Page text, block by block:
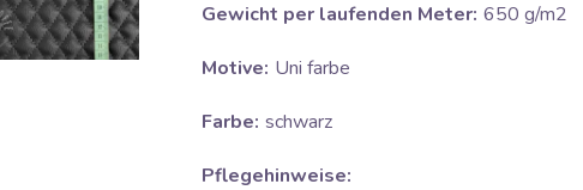
Gewicht per laufenden Meter: 650 g/m2
Motive: Uni farbe
Farbe: schwarz
Pflegehinweise: